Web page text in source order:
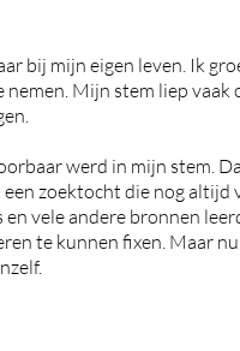
bij mijn eigen leven. Ik
nemen. Mijn stem liep vaak
werd in mijn stem.
een zoektocht die nog
vele andere bronnen
te kunnen fixen. Maar